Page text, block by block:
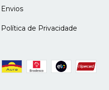
Envios
Política de Privacidade